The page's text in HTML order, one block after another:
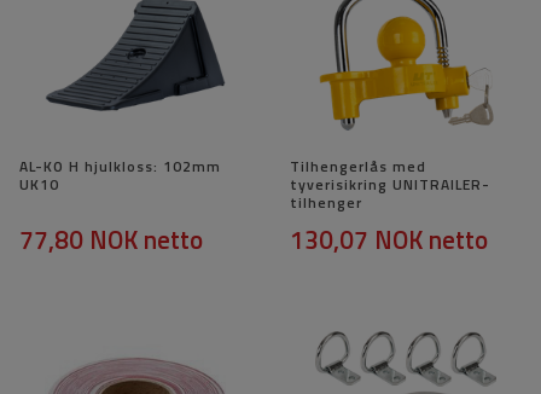
AL-KO H hjulkloss: 102mm
UK10
77,80 NOKnetto
Tilhengerlås med
tyverisikring UNITRAILER-
tilhenger
130,07 NOKnetto